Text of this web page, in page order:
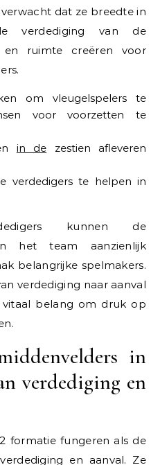
dat ze breedte in
verdediging van de
en ruimte creëren voor
om vleugelspelers te
voor voorzetten te
in de zestien afleveren
verdedigers te helpen in
kunnen de
het team aanzienlijk
belangrijke spelmakers.
verdediging naar aanval
vitaal belang om druk op
in
verdediging en
formatie fungeren als de
en aanval. Ze